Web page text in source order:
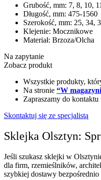
Grubość, mm: 7, 8, 10,
Długość, mm: 475-1560
Szerokość, mm: 25, 34,
Klejenie: Mocznikowe
Materiał: Brzoza/Olcha
Na zapytanie
Zobacz produkt
Wszystkie produkty,
Na stronie “W
Zapraszamy do
Skontaktuj się ze specjalistą
Sklejka Olsztyn:
Jeśli szukasz sklejki w
dla firm, rzemieślników,
szybkiej dostawy